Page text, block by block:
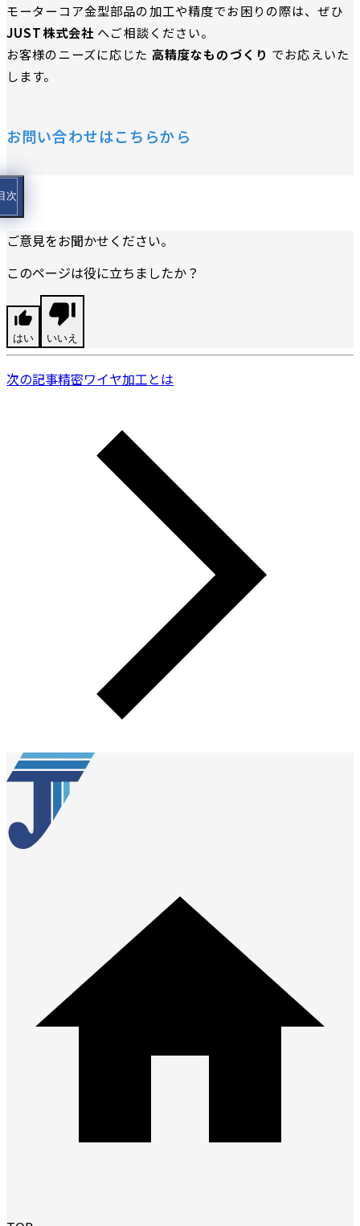
モーターコア金型部品の加工や精度でお困りの際は、ぜひ
JUST株式会社 へご相談ください。
お客様のニーズに応じた 高精度なものづくり でお応えいた
します。
お問い合わせはこちらから
次
ご意見をお聞かせください。
このページは役に立ちましたか？
はい いいえ
次の記事精密ワイヤ加工とは